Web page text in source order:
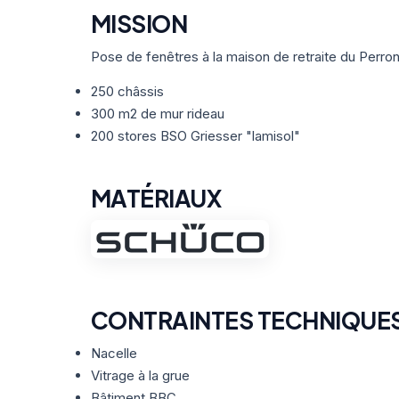
MISSION
Pose de fenêtres à la maison de retraite du
250 châssis
300 m2 de mur rideau
200 stores BSO Griesser "lamisol"
MATÉRIAUX
CONTRAINTES
Nacelle
Vitrage à la grue